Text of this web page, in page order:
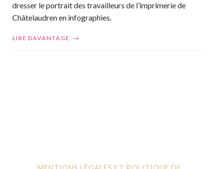
dresser le portrait des travailleurs de l’imprimerie de
Châtelaudren en infographies.
LIRE DAVANTAGE